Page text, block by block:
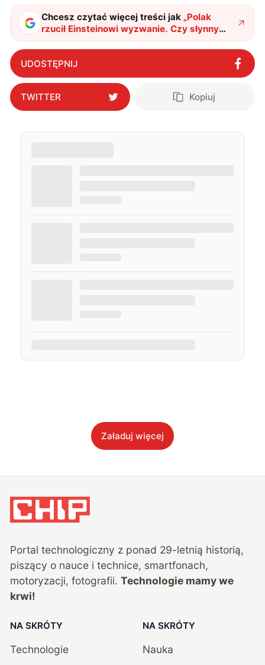
także uprawiać oraz oglądać sport.
Chcesz czytać więcej treści jak „Polak
rzucił Einsteinowi wyzwanie. Czy słynny
naukowiec miał rację?"?
UDOSTĘPNIJ
TWITTER Kopiuj
Załaduj więcej
Portal technologiczny z ponad 29-letnią historią,
piszący o nauce i technice, smartfonach,
motoryzacji, fotografii. Technologie mamy we
krwi!
NA SKRÓTY
Technologie
NA SKRÓTY
Nauka